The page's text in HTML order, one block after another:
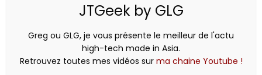
JTGeek by GLG
Greg ou GLG, je vous présente le meilleur de l'actu
high-tech made in Asia.
Retrouvez toutes mes vidéos sur ma chaine Youtube !